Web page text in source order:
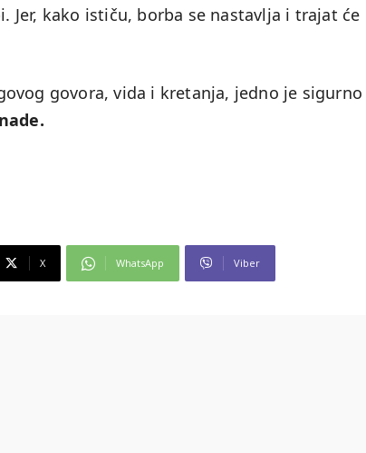
Jer, kako ističu, borba se nastavlja i trajat će
govora, vida i kretanja, jedno je sigurno
X WhatsApp Viber